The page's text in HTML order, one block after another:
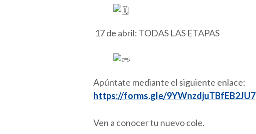
17 de abril: TODAS LAS ETAPAS
Apúntate mediante el siguiente enlace:
https://forms.gle/9YWnzdjuTBfEB2JU7
Ven a conocer tu nuevo cole.